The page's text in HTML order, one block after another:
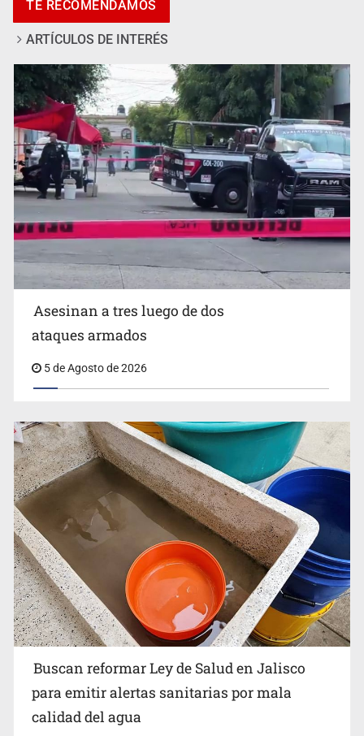
Mujer resulta lesionada tras ataque de pitbull en
Zapopan
Buscan reformar Ley de Salud en Jalisco para emitir
alertas sanitarias por mala calidad del agua
Citarían a Medrano si persiste falta de diálogo con
vecinos de Mirador San Isidro
TE RECOMENDAMOS
ARTÍCULOS DE INTERÉS
Asesinan a tres luego de dos
ataques armados
5 de Agosto de 2026
Buscan reformar Ley de Salud en Jalisco
para emitir alertas sanitarias por mala
calidad del agua